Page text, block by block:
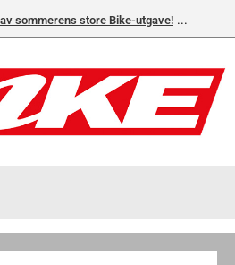
sommerens store Bike-utgave!